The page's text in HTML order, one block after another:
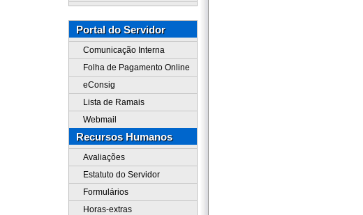
Portal do Servidor
Comunicação Interna
Folha de Pagamento Online
eConsig
Lista de Ramais
Webmail
Recursos Humanos
Avaliações
Estatuto do Servidor
Formulários
Horas-extras